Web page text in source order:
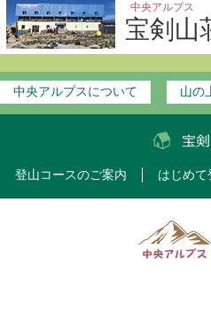
中央アルプス
宝剣山
中央アルプスについて 山の
登山コースのご案内 はじめ